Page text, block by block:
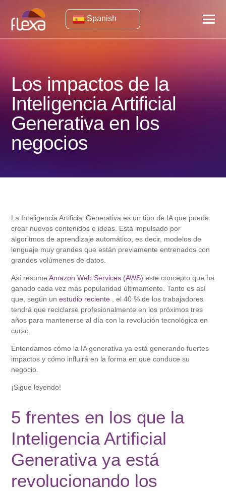
Spanish
Los impactos de la
Inteligencia Artificial
Generativa en los
negocios
La Inteligencia Artificial Generativa es un tipo de IA que puede
crear nuevos contenidos e ideas. Está impulsado por
algoritmos de aprendizaje automático, es decir, modelos de
lenguaje muy grandes que están previamente entrenados con
grandes volúmenes de datos.
Así resumeAmazon Web Services (AWS) este concepto que ha
ganado cada vez más popularidad últimamente. Tanto es así
que, según unestudio reciente , el 40 % de los trabajadores
tendrá que reciclarse profesionalmente en los próximos tres
años para mantenerse al día con la revolución tecnológica en
curso.
Entendamos cómo la IA generativa ya está generando fuertes
impactos y cómo influirá en la forma en que conduce su
negocio.
¡Sigue leyendo!
5 frentes en los que la
Inteligencia Artificial
Generativa ya está
revolucionando los